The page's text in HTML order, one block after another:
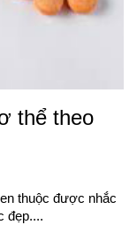
thể theo
thuộc được nhắc
đẹp....